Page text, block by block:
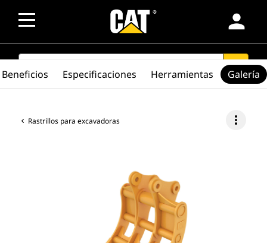
person
SEARCH search
Rastrillos para excavadoras more_vert
Beneficios Especificaciones Herramientas Galería